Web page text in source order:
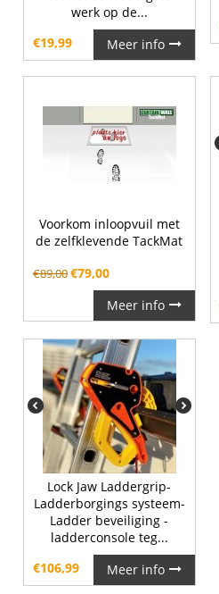
werk op de...
€19,99 Meer info
Voorkom inloopvuil met
de zelfklevende TackMat
€89,00€79,00
Meer info
Lock Jaw Laddergrip-
Ladderborgings systeem-
Ladder beveiliging -
ladderconsole teg...
€106,99 Meer info